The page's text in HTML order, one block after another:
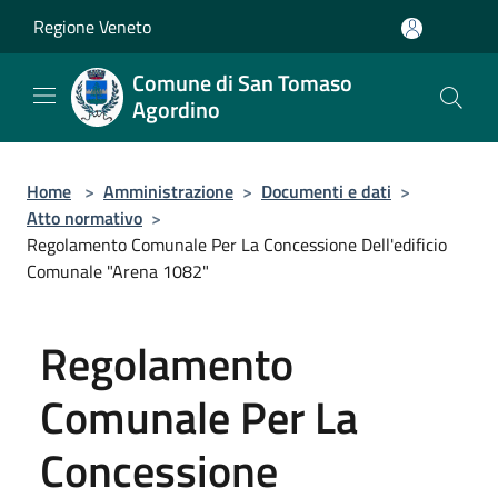
Regione Veneto
Comune di San Tomaso
Agordino
Home > Amministrazione > Documenti e dati >
Atto normativo >
Regolamento Comunale Per La Concessione Dell'edificio
Comunale "Arena 1082"
Regolamento
Comunale Per La
Concessione